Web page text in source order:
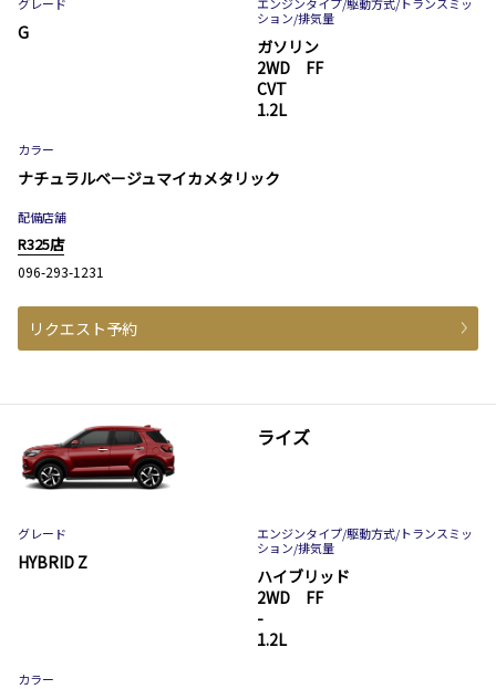
G
ション/排気量
ガソリン
2WD FF
CVT
1.2L
カラー
ナチュラルベージュマイカメタリック
配備店舗
R325店
096-293-1231
リクエスト予約
ライズ
グレード
HYBRID Z
エンジンタイプ/駆動方式/トランスミッ
ション/排気量
ハイブリッド
2WD FF
-
1.2L
カラー